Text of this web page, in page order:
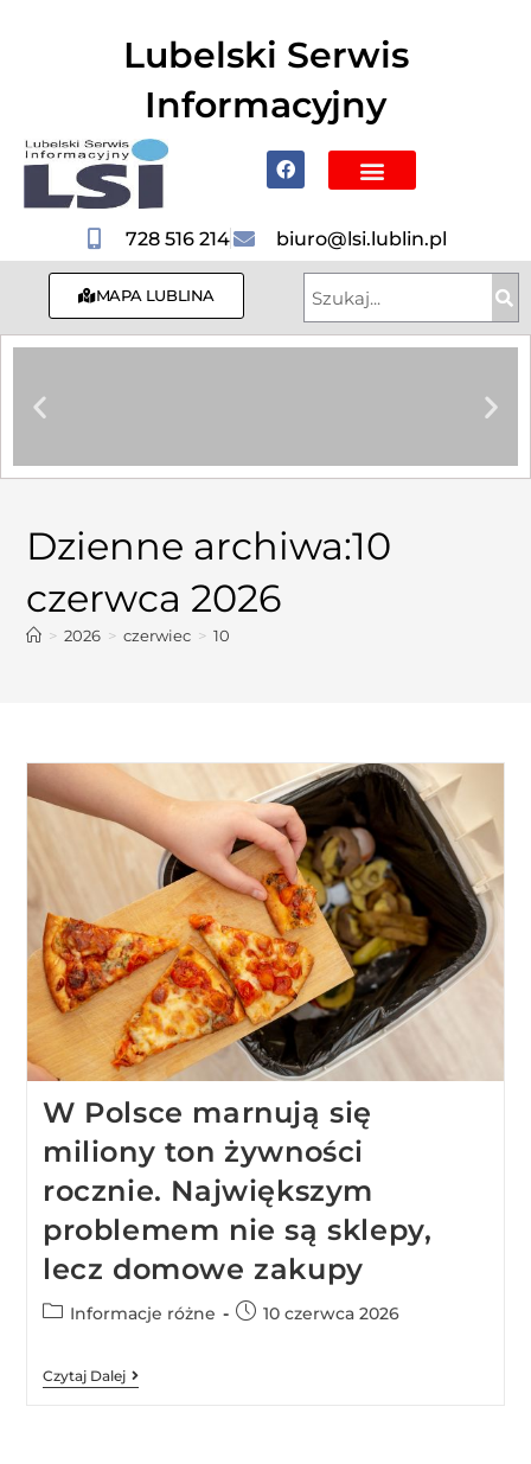
Lubelski Serwis
Informacyjny
728 516 214 biuro@lsi.lublin.pl
MAPA LUBLINA
Dzienne archiwa:10
czerwca 2026
> 2026 > czerwiec > 10
W Polsce marnują się
miliony ton żywności
rocznie. Największym
problemem nie są sklepy,
lecz domowe zakupy
Informacje różne 10 czerwca 2026
Czytaj Dalej